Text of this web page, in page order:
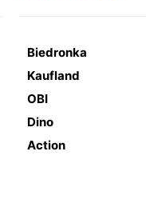
Biedronka
Kaufland
OBI
Dino
Action